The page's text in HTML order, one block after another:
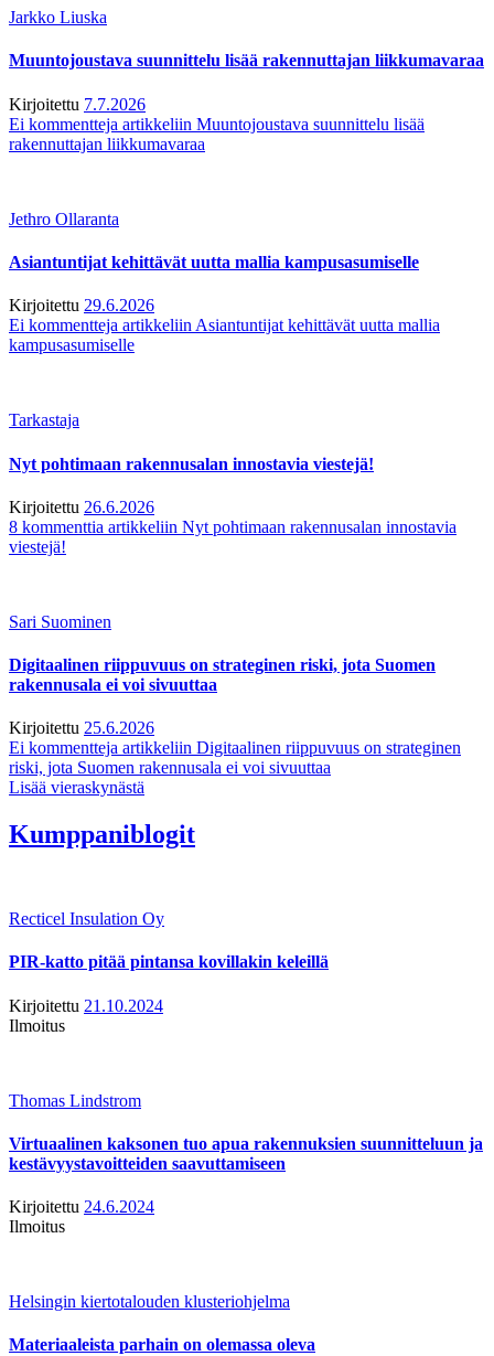
Jarkko Liuska
Muuntojoustava suunnittelu lisää rakennuttajan liikkumavaraa
Kirjoitettu 7.7.2026
Ei kommentteja artikkeliin Muuntojoustava suunnittelu lisää
rakennuttajan liikkumavaraa
Jethro Ollaranta
Asiantuntijat kehittävät uutta mallia kampusasumiselle
Kirjoitettu 29.6.2026
Ei kommentteja artikkeliin Asiantuntijat kehittävät uutta mallia
kampusasumiselle
Tarkastaja
Nyt pohtimaan rakennusalan innostavia viestejä!
Kirjoitettu 26.6.2026
8 kommenttia artikkeliin Nyt pohtimaan rakennusalan innostavia
viestejä!
Sari Suominen
Digitaalinen riippuvuus on strateginen riski, jota Suomen
rakennusala ei voi sivuuttaa
Kirjoitettu 25.6.2026
Ei kommentteja artikkeliin Digitaalinen riippuvuus on strateginen
riski, jota Suomen rakennusala ei voi sivuuttaa
Lisää vieraskynästä
Kumppaniblogit
Recticel Insulation Oy
PIR-katto pitää pintansa kovillakin keleillä
Kirjoitettu 21.10.2024
Ilmoitus
Thomas Lindstrom
Virtuaalinen kaksonen tuo apua rakennuksien suunnitteluun ja
kestävyystavoitteiden saavuttamiseen
Kirjoitettu 24.6.2024
Ilmoitus
Helsingin kiertotalouden klusteriohjelma
Materiaaleista parhain on olemassa oleva